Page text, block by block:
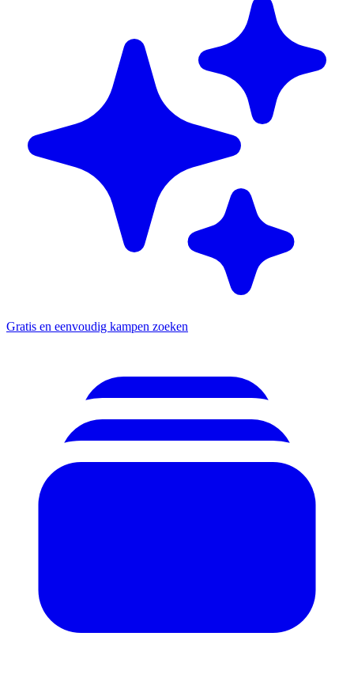
Gratis en eenvoudig kampen zoeken